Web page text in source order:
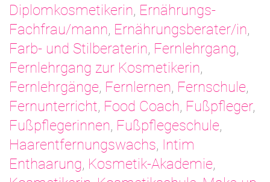
Diplomkosmetikerin, Ernährungs-
Fachfrau/mann, Ernährungsberater/in,
Farb- und Stilberaterin, Fernlehrgang,
Fernlehrgang zur Kosmetikerin,
Fernlehrgänge, Fernlernen, Fernschule,
Fernunterricht, Food Coach, Fußpfleger,
Fußpflegerinnen, Fußpflegeschule,
Haarentfernungswachs, Intim
Enthaarung, Kosmetik-Akademie,